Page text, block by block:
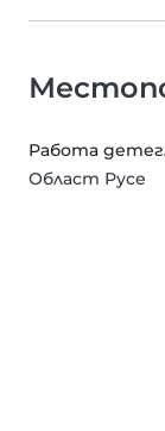
Работа
Област Русе